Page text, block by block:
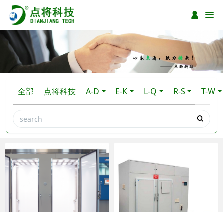
全部 点将科技 A-D E-K L-Q R-S T-W